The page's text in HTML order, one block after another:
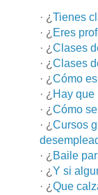
· ¿ Tienes
· ¿ Eres
· ¿ Clases
· ¿ Clases
· ¿ Cómo
· ¿ Hay que
· ¿ Cómo
· ¿ Cursos
· ¿ Baile
· ¿ Y si
· ¿ Que